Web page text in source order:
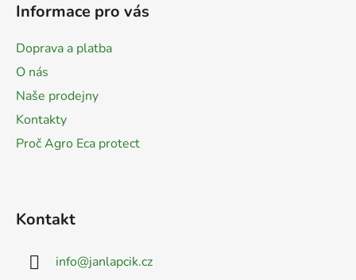
Informace pro vás
Doprava a platba
O nás
Naše prodejny
Kontakty
Proč Agro Eca protect
Kontakt
info@janlapcik.cz